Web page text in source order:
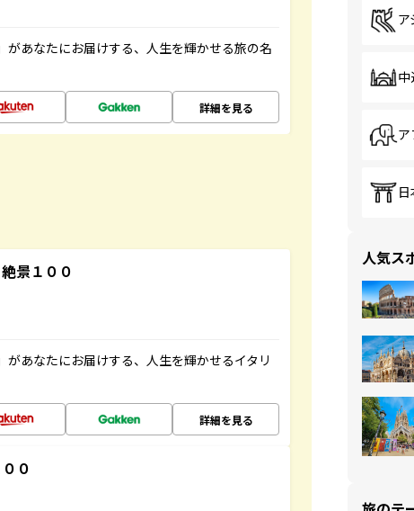
あなたにお届けする、人生を輝かせる旅の名
詳細を見る
景１００
あなたにお届けする、人生を輝かせるイタリ
詳細を見る
０
ア
中
ア
日
人気ス